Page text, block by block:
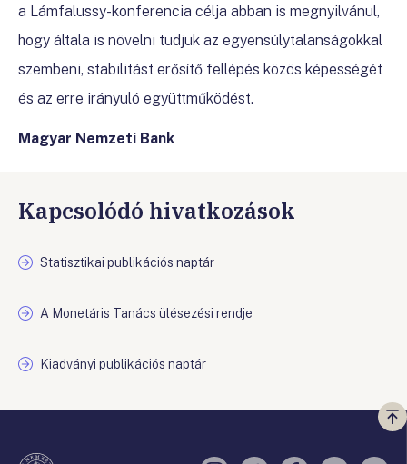
a Lámfalussy-konferencia célja abban is megnyilvánul,
hogy általa is növelni tudjuk az egyensúlytalanságokkal
szembeni, stabilitást erősítő fellépés közös képességét
és az erre irányuló együttműködést.
Magyar Nemzeti Bank
Kapcsolódó hivatkozások
Statisztikai publikációs naptár
A Monetáris Tanács ülésezési rendje
Kiadványi publikációs naptár
a